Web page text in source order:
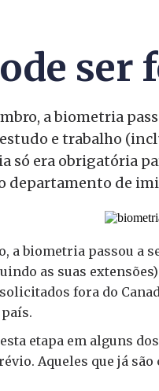
ser
a biometria
e trabalho
só era obrigatória
departamento de
a biometria passou a
as suas
fora do
etapa em alguns
Aqueles que já